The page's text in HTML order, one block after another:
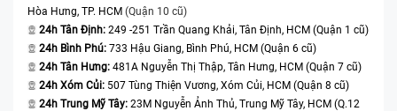
Hòa Hưng, TP. HCM (Quận 10 cũ)
24h Tân Định: 249 -251 Trần Quang Khải, Tân Định, HCM (Quận 1 cũ)
24h Bình Phú: 733 Hậu Giang, Bình Phú, HCM (Quận 6 cũ)
24h Tân Hưng: 481A Nguyễn Thị Thập, Tân Hưng, HCM (Quận 7 cũ)
24h Xóm Củi: 507 Tùng Thiện Vương, Xóm Củi, HCM (Quận 8 cũ)
24h Trung Mỹ Tây: 23M Nguyễn Ảnh Thủ, Trung Mỹ Tây, HCM (Q.12